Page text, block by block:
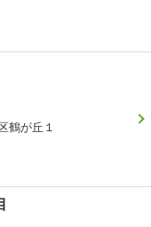
鶴が丘１